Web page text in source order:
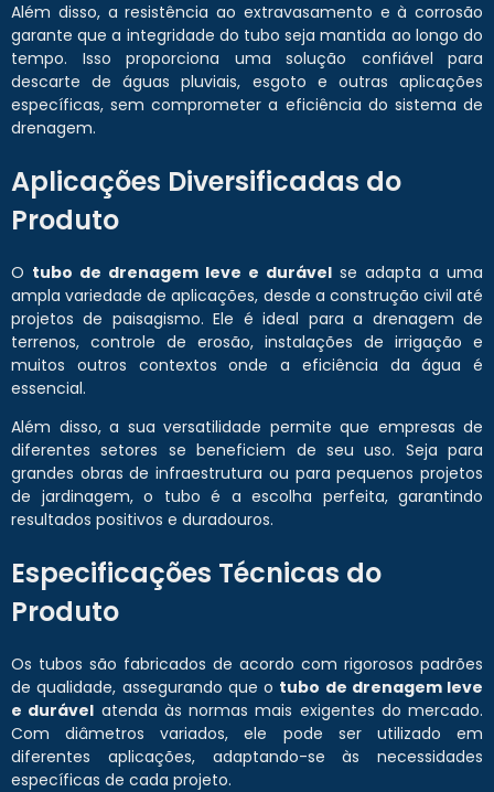
Além disso, a resistência ao extravasamento e à corrosão
garante que a integridade do tubo seja mantida ao longo do
tempo. Isso proporciona uma solução confiável para
descarte de águas pluviais, esgoto e outras aplicações
específicas, sem comprometer a eficiência do sistema de
drenagem.
Aplicações Diversificadas do
Produto
O tubo de drenagem leve e durável se adapta a uma
ampla variedade de aplicações, desde a construção civil até
projetos de paisagismo. Ele é ideal para a drenagem de
terrenos, controle de erosão, instalações de irrigação e
muitos outros contextos onde a eficiência da água é
essencial.
Além disso, a sua versatilidade permite que empresas de
diferentes setores se beneficiem de seu uso. Seja para
grandes obras de infraestrutura ou para pequenos projetos
de jardinagem, o tubo é a escolha perfeita, garantindo
resultados positivos e duradouros.
Especificações Técnicas do
Produto
Os tubos são fabricados de acordo com rigorosos padrões
de qualidade, assegurando que o tubo de drenagem leve
e durável atenda às normas mais exigentes do mercado.
Com diâmetros variados, ele pode ser utilizado em
diferentes aplicações, adaptando-se às necessidades
específicas de cada projeto.